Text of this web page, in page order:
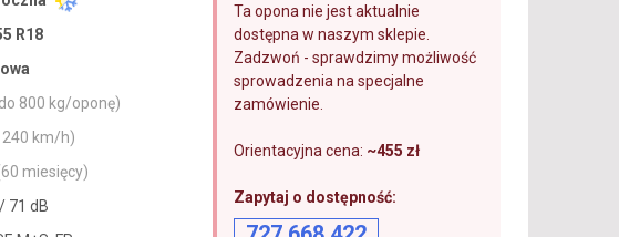
R18
800 kg/oponę)
240 km/h)
miesięcy)
71 dB
Ta opona nie jest aktualnie
dostępna w naszym sklepie.
Zadzwoń - sprawdzimy możliwość
sprowadzenia na specjalne
zamówienie.
Orientacyjna cena: ~455 zł
Zapytaj o dostępność: